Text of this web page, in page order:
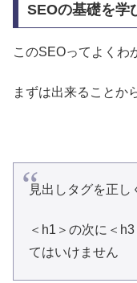
SEOの基礎を学
このSEOってよくわ
まずは出来ることか
見出しタグを正し
＜h1＞の次に＜
てはいけません